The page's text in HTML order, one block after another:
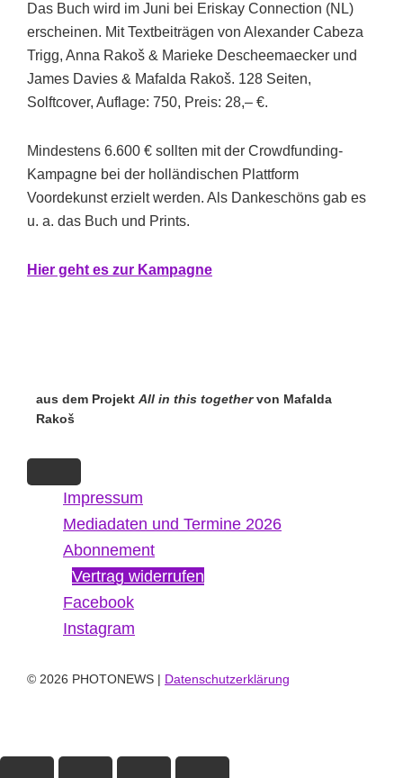
Das Buch wird im Juni bei Eriskay Connection (NL)
erscheinen. Mit Textbeiträgen von Alexander Cabeza
Trigg, Anna Rakoš & Marieke Descheemaecker und
James Davies & Mafalda Rakoš. 128 Seiten,
Solftcover, Auflage: 750, Preis: 28,– €.
Mindestens 6.600 € sollten mit der Crowdfunding-
Kampagne bei der holländischen Plattform
Voordekunst erzielt werden. Als Dankeschöns gab es
u. a. das Buch und Prints.
Hier geht es zur Kampagne
aus dem Projekt All in this togethervon Mafalda
Rakoš
Impressum
Mediadaten und Termine 2026
Abonnement
Vertrag widerrufen
Facebook
Instagram
© 2026 PHOTONEWS | Datenschutzerklärung